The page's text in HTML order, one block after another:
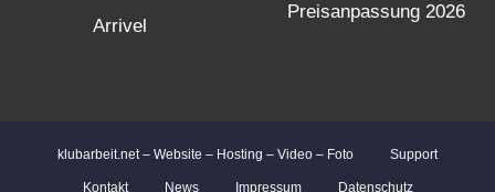
Arrivel
Preisanpassung 2026
klubarbeit.net – Website – Hosting – Video – Foto Support
Kontakt News Impressum Datenschutz